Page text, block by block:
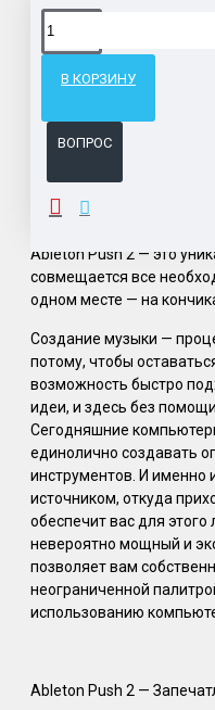
В КОРЗИНУ
ВОПРОС
Доставка товара
ОПИСАНИЕ
Ableton Push 2 — это
совмещается все
одном месте — на
Создание музыки —
потому, чтобы
возможность быстро
идеи, и здесь без
Сегодняшние
единолично создавать
инструментов. И именно
источником, откуда
обеспечит вас для
невероятно мощный и
позволяет вам
неограниченной
использованию
Ableton Push 2 —